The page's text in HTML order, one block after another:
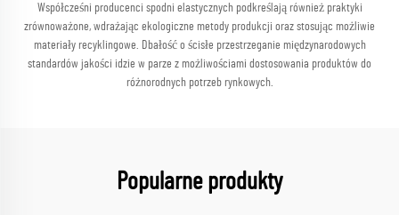
Współcześni producenci spodni elastycznych podkreślają również praktyki
zrównoważone, wdrażając ekologiczne metody produkcji oraz stosując możliwie
materiały recyklingowe. Dbałość o ścisłe przestrzeganie międzynarodowych
standardów jakości idzie w parze z możliwościami dostosowania produktów do
różnorodnych potrzeb rynkowych.
Popularne produkty